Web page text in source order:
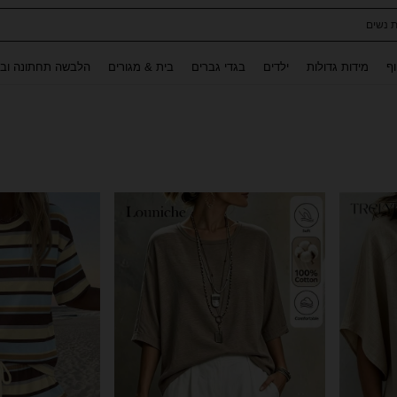
לילדות
מידות גדולות ילדים בגדי גברים בית & מגורים הלבשה תחתונה